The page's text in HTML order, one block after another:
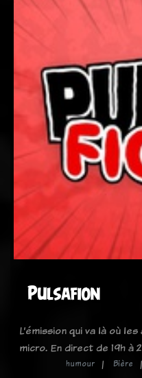
Pulsafion
L’émission qui va là où
micro. En direct de 19h à
humour Bière